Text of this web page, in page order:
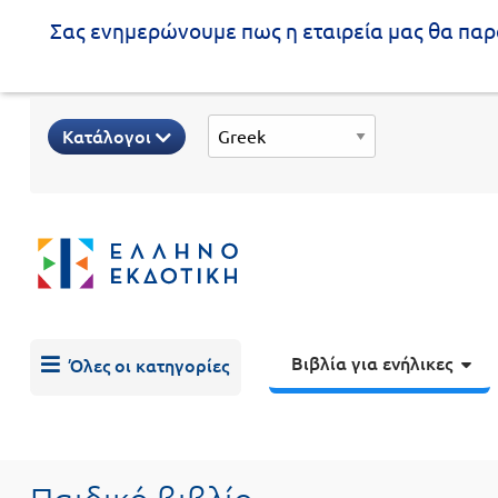
Σας ενημερώνουμε πως η εταιρεία μας θα
ενήλικες
εκπαίδευση
Βιβλία
νηπιαγωγείου
Ελληνίζειν
Κατάλογοι
Όλες οι κατηγορίες Βιβλία για ενήλικες